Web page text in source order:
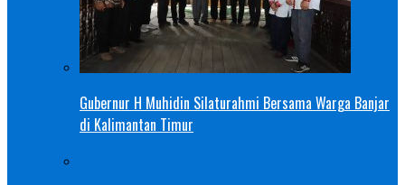
Gubernur H Muhidin Silaturahmi Bersama Warga Banjar
di Kalimantan Timur